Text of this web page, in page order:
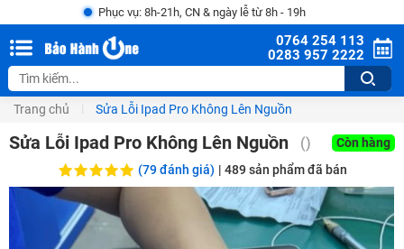
Phục vụ: 8h-21h, CN & ngày lễ từ 8h - 19h
0764 254 113
0283 957 2222
Trang chủ Sửa Lỗi Ipad Pro Không Lên Nguồn
Sửa Lỗi Ipad Pro Không Lên Nguồn ()
Còn hàng
(79 đánh giá) | 489sản phẩm đã bán